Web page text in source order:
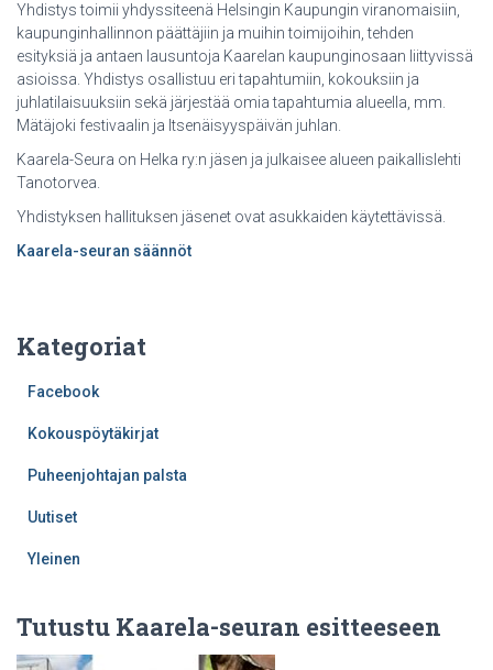
Yhdistys toimii yhdyssiteenä Helsingin Kaupungin viranomaisiin,
kaupunginhallinnon päättäjiin ja muihin toimijoihin, tehden
esityksiä ja antaen lausuntoja Kaarelan kaupunginosaan liittyvissä
asioissa. Yhdistys osallistuu eri tapahtumiin, kokouksiin ja
juhlatilaisuuksiin sekä järjestää omia tapahtumia alueella, mm.
Mätäjoki festivaalin ja Itsenäisyyspäivän juhlan.
Kaarela-Seura on Helka ry:n jäsen ja julkaisee alueen paikallislehti
Tanotorvea.
Yhdistyksen hallituksen jäsenet ovat asukkaiden käytettävissä.
Kaarela-seuran säännöt
Kategoriat
Facebook
Kokouspöytäkirjat
Puheenjohtajan palsta
Uutiset
Yleinen
Tutustu Kaarela-seuran esitteeseen